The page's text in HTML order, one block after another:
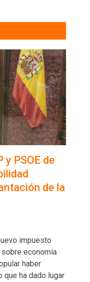
y PSOE de
de la
impuesto
economía
haber
ha dado lugar